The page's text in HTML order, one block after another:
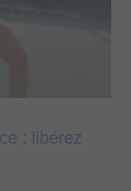
: libérez